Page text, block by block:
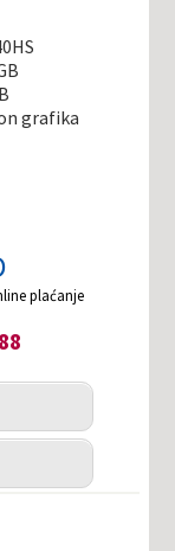
grafika
plaćanje